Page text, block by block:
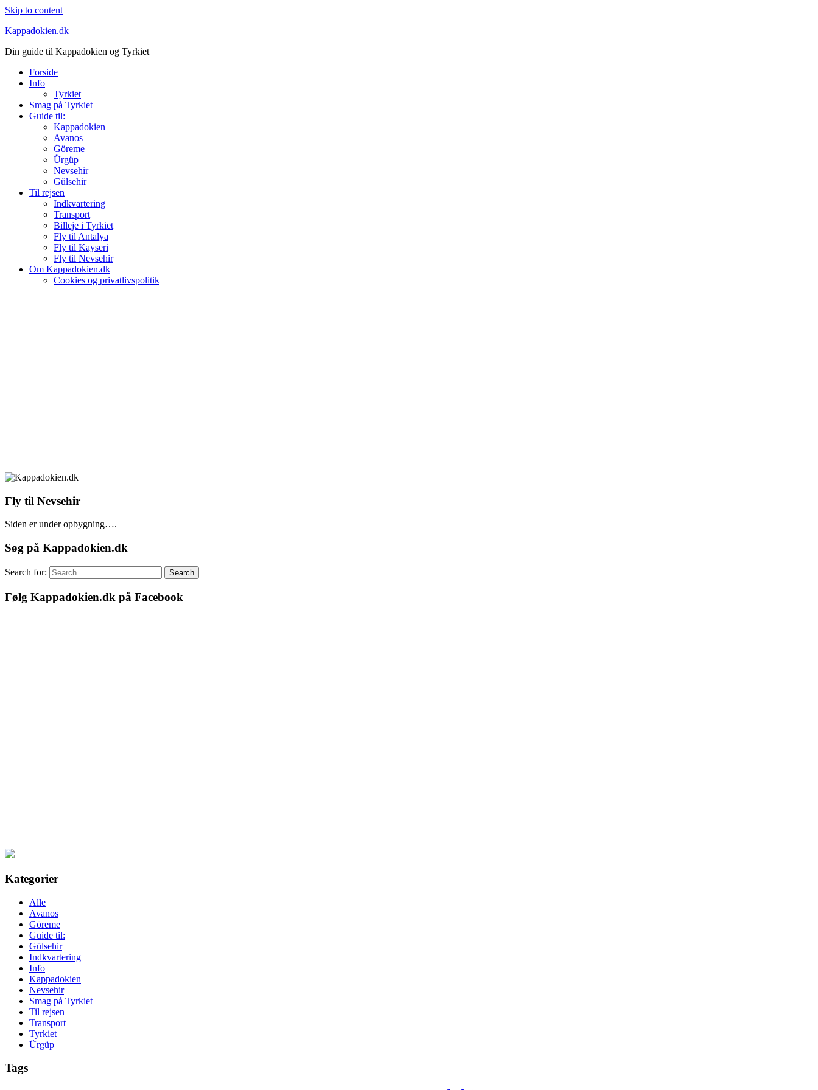
Skip to content
Kappadokien.dk
Din guide til Kappadokien og Tyrkiet
Forside
Info
Tyrkiet
Smag på Tyrkiet
Guide til:
Kappadokien
Avanos
Göreme
Ürgüp
Nevsehir
Gülsehir
Til rejsen
Indkvartering
Transport
Billeje i Tyrkiet
Fly til Antalya
Fly til Kayseri
Fly til Nevsehir
Om Kappadokien.dk
Cookies og privatlivspolitik
Fly til Nevsehir
Siden er under opbygning….
Søg på Kappadokien.dk
Search for: Search
Følg Kappadokien.dk på Facebook
Kategorier
Alle
Avanos
Göreme
Guide til:
Gülsehir
Indkvartering
Info
Kappadokien
Nevsehir
Smag på Tyrkiet
Til rejsen
Transport
Tyrkiet
Ürgüp
Tags